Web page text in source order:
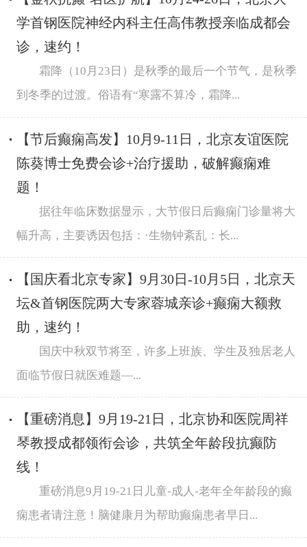
学首钢医院神经内科主任高伟教授亲临成都会
诊，速约！
霜降（10月23日）是秋季的最后一个节气，是秋季
到冬季的过渡。俗语有“寒露不算冷，霜降...
【节后癫痫高发】10月9-11日，北京友谊医院
陈葵博士免费会诊+治疗援助，破解癫痫难
题！
据往年临床数据显示，大节假日后癫痫门诊量将大
幅升高，主要诱因包括：·生物钟紊乱：长...
【国庆看北京专家】9月30日-10月5日，北京天
坛&首钢医院两大专家蓉城亲诊+癫痫大额救
助，速约！
国庆中秋双节将至，许多上班族、学生及独居老人
面临节假日就医难题—...
【重磅消息】9月19-21日，北京协和医院周祥
琴教授成都领衔会诊，共筑全年龄段抗癫防
线！
重磅消息9月19-21日儿童-成人-老年全年龄段的癫
痫患者请注意！脑健康月为帮助癫痫患者早日...